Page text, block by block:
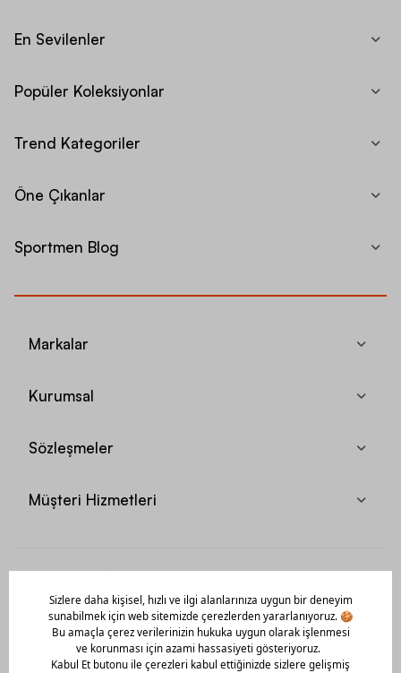
En Sevilenler
Popüler Koleksiyonlar
Trend Kategoriler
Öne Çıkanlar
Sportmen Blog
Markalar
Kurumsal
Sözleşmeler
Müşteri Hizmetleri
Mobil Uygulamamızı Hemen İndir!